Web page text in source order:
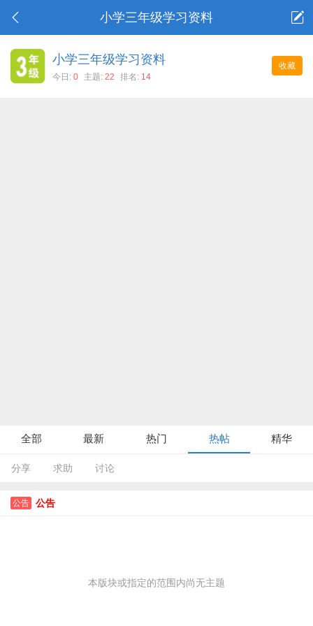
小学三年级学习资料
收藏
小学三年级学习资料
今日: 0 主题: 22 排名: 14
全部 最新 热门 热帖 精华
分享 求助 讨论
公告 公告
本版块或指定的范围内尚无主题